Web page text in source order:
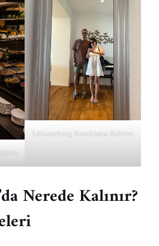
Lüksemburg Konaklama Rehberi
Nerede Kalınır?